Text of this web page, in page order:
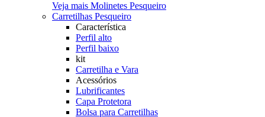
Veja mais Molinetes Pesqueiro
Carretilhas Pesqueiro
Característica
Perfil alto
Perfil baixo
kit
Carretilha e Vara
Acessórios
Lubrificantes
Capa Protetora
Bolsa para Carretilhas